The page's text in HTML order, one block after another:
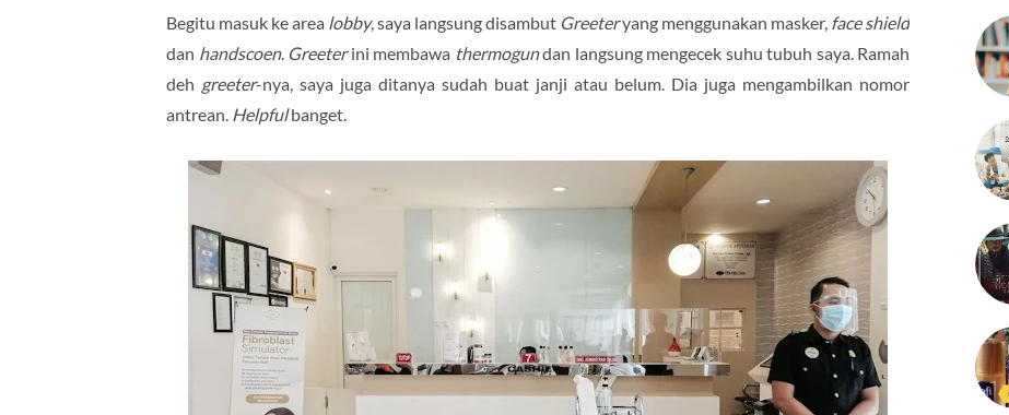
Begitu masuk ke area lobby, saya langsung disambut Greeteryang menggunakan masker, face shield
dan handscoen. Greeterini membawa thermogundan langsung mengecek suhu tubuh saya. Ramah
deh greeter-nya, saya juga ditanya sudah buat janji atau belum. Dia juga mengambilkan nomor
antrean. Helpfulbanget.